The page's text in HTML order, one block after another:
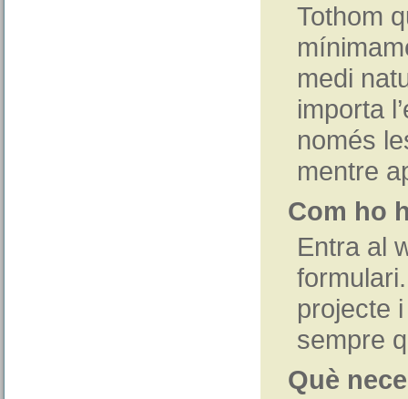
Tothom
medi
importa
només
mentre
Com ho
Entra al
projecte
sempre
Què